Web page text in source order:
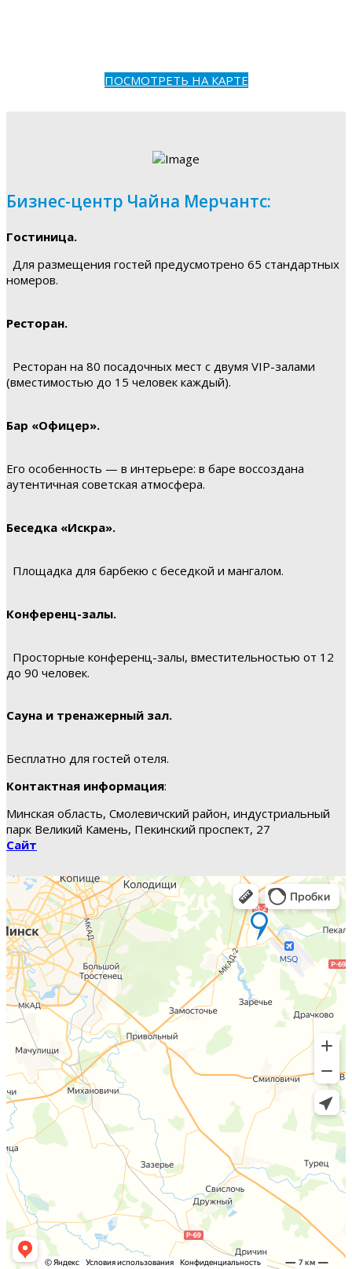
ПОСМОТРЕТЬ НА КАРТЕ
Бизнес-центр Чайна Мерчантс:
Гостиница.
Для размещения гостей предусмотрено 65 стандартных
номеров.
Ресторан.
Ресторан на 80 посадочных мест с двумя VIP-залами
(вместимостью до 15 человек каждый).
Бар «Офицер».
Его особенность — в интерьере: в баре воссоздана
аутентичная советская атмосфера.
Беседка «Искра».
Площадка для барбекю с беседкой и мангалом.
Конференц-залы.
Просторные конференц-залы, вместительностью от 12
до 90 человек.
Сауна и тренажерный зал.
Бесплатно для гостей отеля.
Контактная информация:
Минская область, Смолевичский район, индустриальный
парк Великий Камень, Пекинский проспект, 27
Сайт